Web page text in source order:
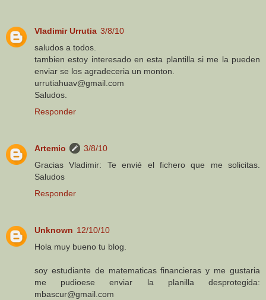
Vladimir Urrutia 3/8/10
saludos a todos.
tambien estoy interesado en esta plantilla si me la pueden
enviar se los agradeceria un monton.
urrutiahuav@gmail.com
Saludos.
Responder
Artemio
3/8/10
Gracias Vladimir: Te envié el fichero que me solicitas.
Saludos
Responder
Unknown 12/10/10
Hola muy bueno tu blog.
soy estudiante de matematicas financieras y me gustaria
me pudioese enviar la planilla desprotegida:
mbascur@gmail.com